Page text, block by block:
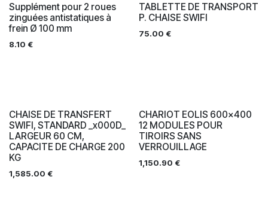
Supplément pour 2 roues
zinguées antistatiques à
frein Ø 100 mm
8.10 €
TABLETTE DE TRANSPORT
P. CHAISE SWIFI
75.00 €
CHAISE DE TRANSFERT
SWIFI, STANDARD _x000D_
LARGEUR 60 CM,
CAPACITE DE CHARGE 200
KG
1,585.00 €
CHARIOT EOLIS 600x400
12 MODULES POUR
TIROIRS SANS
VERROUILLAGE
1,150.90 €